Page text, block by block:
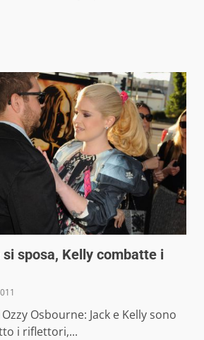
sposa, Kelly combatte i
Osbourne: Jack e Kelly sono
i riflettori,...